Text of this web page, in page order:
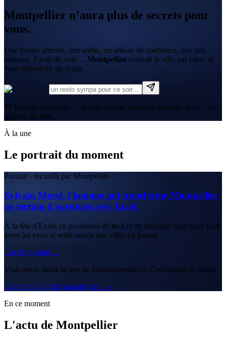
Montpellier n’aura plus de secrets pour
vous.
Une bonne adresse, une sortie, un artisan de confiance, une info
pratique, l’actu du coin… Montpellito connaît la ville par cœur et
vous répond en un éclair.
💬 Écrivez ci-dessus — restos, sorties, pratique, artisans, actu… on
répond sur tout.
À la une
Le portrait du moment
Portrait · recueilli par Montpellito
Sylvain Morel, l'homme qui transforme Montpellier
en terrain d'aventure avec Exod
À la tête d'Exod, ce passionné de tech et de tourisme veut nous faire
lever les yeux et redécouvrir nos villes en jouant.
Lire le portrait →
Vous aussi, faites la une de toutmontpellier.fr. C'est rapide et gratuit.
Faire mon portrait gratuitement →
En ce moment
L'actu de Montpellier